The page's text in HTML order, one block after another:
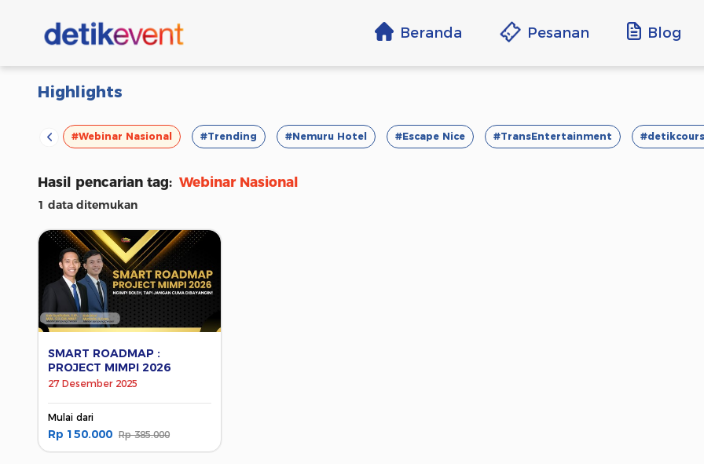
Beranda Pesanan Blog
Highlights
#Webinar Nasional #Trending #Nemuru Hotel #Escape Nice #TransEntertainment
Hasil pencarian tag: Webinar Nasional
1 data ditemukan
SMART ROADMAP :
PROJECT MIMPI 2026
27 Desember 2025
Mulai dari
Rp 150.000 Rp 385.000